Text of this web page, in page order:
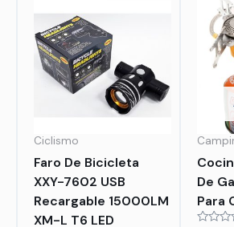
Ciclismo
Faro De Bicicleta
XXY-7602 USB
Recargable 15000LM
XM-L T6 LED
De
Para